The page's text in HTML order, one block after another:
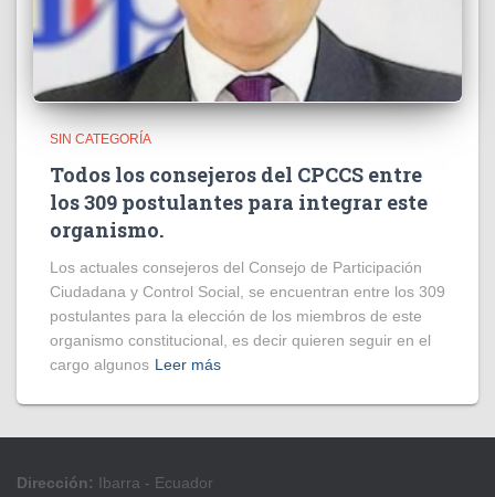
SIN CATEGORÍA
Todos los consejeros del CPCCS entre
los 309 postulantes para integrar este
organismo.
Los actuales consejeros del Consejo de Participación
Ciudadana y Control Social, se encuentran entre los 309
postulantes para la elección de los miembros de este
organismo constitucional, es decir quieren seguir en el
cargo algunos Leer más
Dirección: Ibarra - Ecuador